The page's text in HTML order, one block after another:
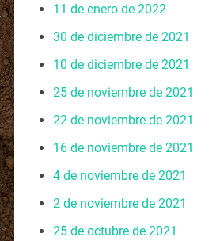
11 de enero de 2022
30 de diciembre de 2021
10 de diciembre de 2021
25 de noviembre de 2021
22 de noviembre de 2021
16 de noviembre de 2021
4 de noviembre de 2021
2 de noviembre de 2021
25 de octubre de 2021